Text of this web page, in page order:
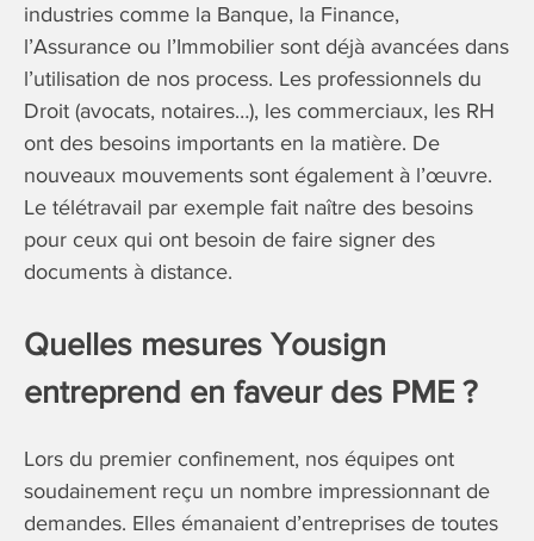
industries comme la Banque, la Finance,
l’Assurance ou l’Immobilier sont déjà avancées dans
l’utilisation de nos process. Les professionnels du
Droit (avocats, notaires…), les commerciaux, les RH
ont des besoins importants en la matière. De
nouveaux mouvements sont également à l’œuvre.
Le télétravail par exemple fait naître des besoins
pour ceux qui ont besoin de faire signer des
documents à distance.
Quelles mesures Yousign
entreprend en faveur des PME ?
Lors du premier confinement, nos équipes ont
soudainement reçu un nombre impressionnant de
demandes. Elles émanaient d’entreprises de toutes